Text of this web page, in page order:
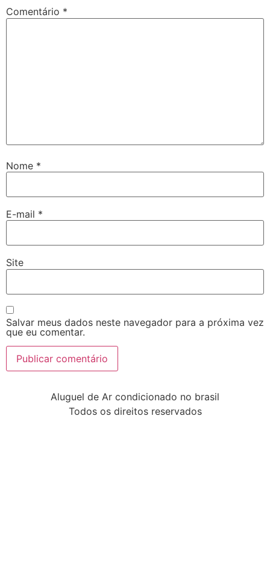
Comentário *
Nome *
E-mail *
Site
Salvar meus dados neste navegador para a próxima vez
que eu comentar.
Aluguel de Ar condicionado no brasil
Todos os direitos reservados